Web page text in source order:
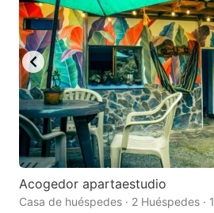
Acogedor apartaestudio
Casa de huéspedes · 2 Huéspedes ·